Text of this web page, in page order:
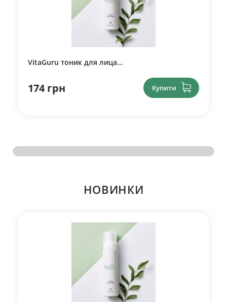
VitaGuru тоник для лица...
174 грн Купити
НОВИНКИ